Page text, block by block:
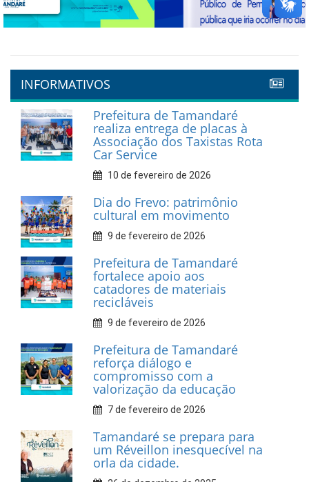
Previous Next
INFORMATIVOS
Prefeitura de Tamandaré
realiza entrega de placas à
Associação dos Taxistas Rota
Car Service
10 de fevereiro de 2026
Dia do Frevo: patrimônio
cultural em movimento
9 de fevereiro de 2026